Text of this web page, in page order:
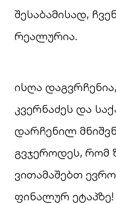
შესაბამისად,
რეალურია.
ისღა
კვერნაძეს და
დარჩენილ
გვჯეროდეს, რომ
ვითამაშებთ
ფინალურ ეტაპზე!